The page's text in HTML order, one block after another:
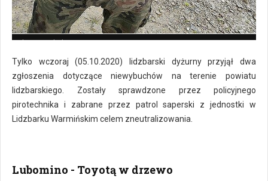
Tylko wczoraj (05.10.2020) lidzbarski dyżurny przyjął dwa
zgłoszenia dotyczące niewybuchów na terenie powiatu
lidzbarskiego. Zostały sprawdzone przez policyjnego
pirotechnika i zabrane przez patrol saperski z jednostki w
Lidzbarku Warmińskim celem zneutralizowania.
Lubomino - Toyotą w drzewo